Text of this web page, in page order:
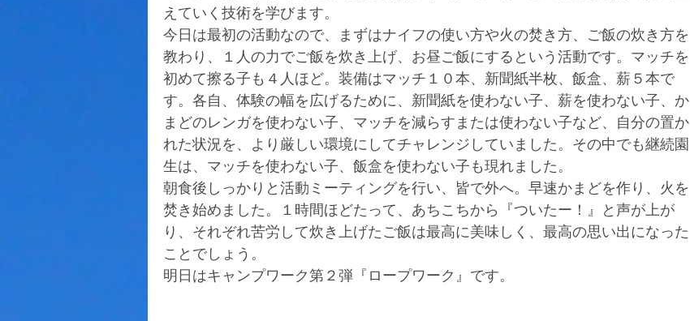
えていく技術を学びます。
今日は最初の活動なので、まずはナイフの使い方や火の焚き方、ご飯の炊き方を
教わり、１人の力でご飯を炊き上げ、お昼ご飯にするという活動です。マッチを
初めて擦る子も４人ほど。装備はマッチ１０本、新聞紙半枚、飯盒、薪５本で
す。各自、体験の幅を広げるために、新聞紙を使わない子、薪を使わない子、か
まどのレンガを使わない子、マッチを減らすまたは使わない子など、自分の置か
れた状況を、より厳しい環境にしてチャレンジしていました。その中でも継続園
生は、マッチを使わない子、飯盒を使わない子も現れました。
朝食後しっかりと活動ミーティングを行い、皆で外へ。早速かまどを作り、火を
焚き始めました。１時間ほどたって、あちこちから『ついたー！』と声が上が
り、それぞれ苦労して炊き上げたご飯は最高に美味しく、最高の思い出になった
ことでしょう。
明日はキャンプワーク第２弾『ロープワーク』です。